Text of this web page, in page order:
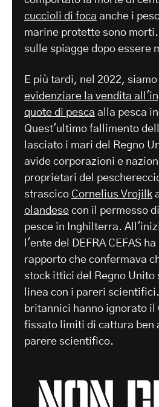
cuccioli di foca anche i
marine protette sono
sulle spiagge dopo essere
E più tardi, nel 2022,
evidenziare la vendita
quote di pesca alla pesca
Quest'ultimo fallimento
lasciato i mari del Regno
avide corporazioni e
proprietari del
strascico Cornelius Vrojilk
olandese con il permesso
pesce in Inghilterra.
l'ente del DEFRA CEFAS
rapporto che confermava
stock ittici del Regno Unito
linea con i pareri
britannici hanno ignorato il
fissato limiti di cattura ben
parere scientifico.
non